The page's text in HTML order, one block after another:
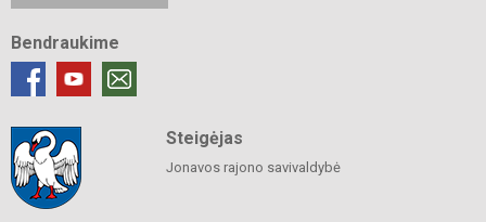
Bendraukime
Steigėjas
Jonavos rajono savivaldybė